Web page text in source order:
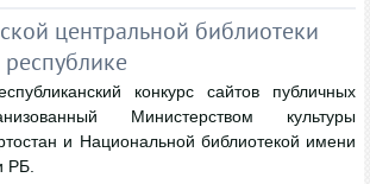
центральной библиотеки
конкурс сайтов публичных
Министерством культуры
и Национальной библиотекой имени
РБ.